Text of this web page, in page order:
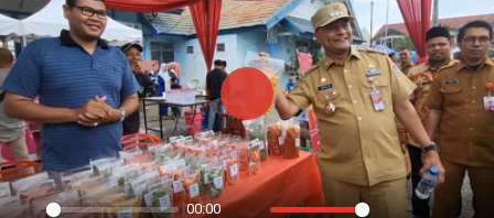
00:00
Play